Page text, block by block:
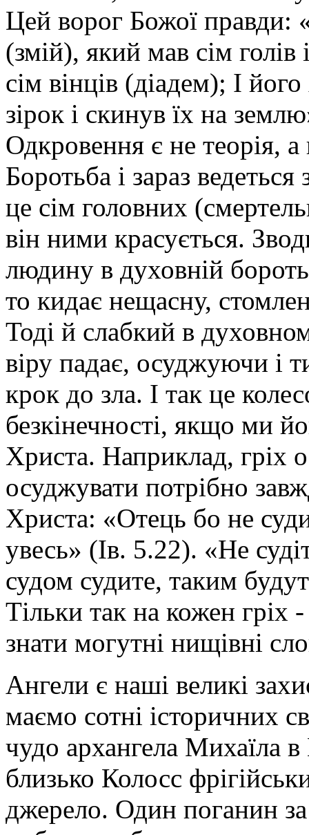
Цей ворог Божої правди:
(змій), який мав сім голів
сім вінців (діадем); І
зірок і скинув їх на
Одкровення є не теорія,
Боротьба і зараз
це сім головних
він ними красується.
людину в духовній
то кидає нещасну,
Тоді й слабкий в
віру падає, осуджуючи і
крок до зла. І так це
безкінечності, якщо ми
Христа. Наприклад, гріх
осуджувати потрібно
Христа: «Отець бо не
увесь» (Ів. 5.22). «Не
судом судите, таким
Тільки так на кожен гріх
знати могутні нищівні
Ангели є наші великі
маємо сотні історичних
чудо архангела Михаїла
близько Колосс
джерело. Один поганин за